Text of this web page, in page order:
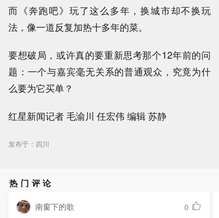
而《奔跑吧》玩了这么多年，换城市却不换玩
法，像一道反复加热十多年的菜。
要想破局，或许真的要重新思考那个12年前的问
题：一个与嘉宾毫无关系的普通观众，究竟为什
么要为它买单？
红星新闻记者 毛渝川 任宏伟 编辑 苏静
发布于：四川
热门评论
南窗下的歌 0